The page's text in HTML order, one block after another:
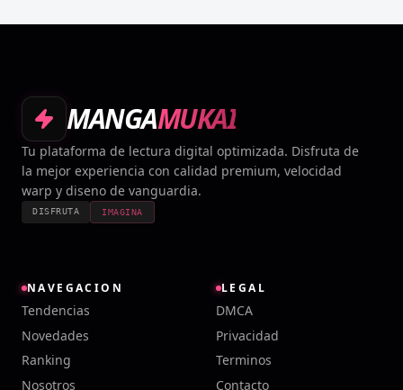
MANGAMUKAI
Tu plataforma de lectura digital optimizada. Disfruta de
la mejor experiencia con calidad premium, velocidad
warp y diseno de vanguardia.
DISFRUTA IMAGINA
NAVEGACION
Tendencias
Novedades
Ranking
Nosotros
LEGAL
DMCA
Privacidad
Terminos
Contacto